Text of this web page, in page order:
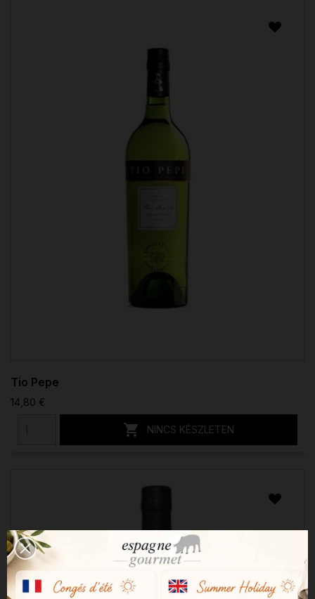
Tio Pepe
14,80 €
 NINCS KÉSZLETEN